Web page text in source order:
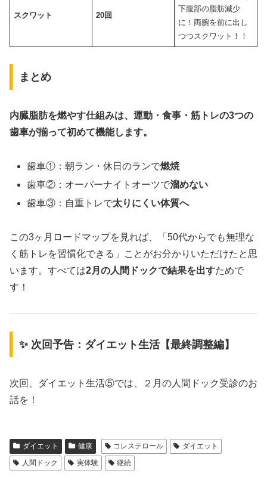
スクワット 20回
下腹部の脂肪減少
に！両腕を前に出し
つつスクワット！！
まとめ
内臓脂肪を燃やす仕組みは、運動・食事・筋トレの3つの
歯車が揃って初めて機能します。
歯車①：朝ラン・休日のランで燃焼
歯車②：オーバーナイトオーツで溜めない
歯車③：自重トレで太りにくい体質へ
この3ヶ月ロードマップを見れば、「50代からでも無理な
く筋トレを習慣化できる」ことがお分かりいただけたと思
います。すべては2月の人間ドックで結果を出すためで
す！
✨ 次回予告：ダイエット生活【最終調整編】
次回、ダイエット生活⑤では、２月の人間ドック受診のお
話を！
ダイエット 健康 コレステロール
ダイエット
人間ドック
実体験 継続